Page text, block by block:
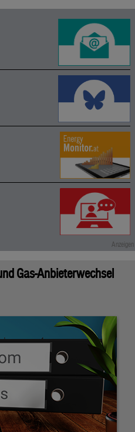
Gas-Anbieterwechsel